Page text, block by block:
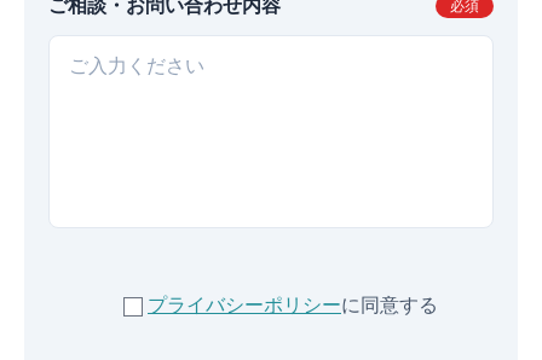
ご相談・お問い合わせ内容 必須
プライバシーポリシーに同意する